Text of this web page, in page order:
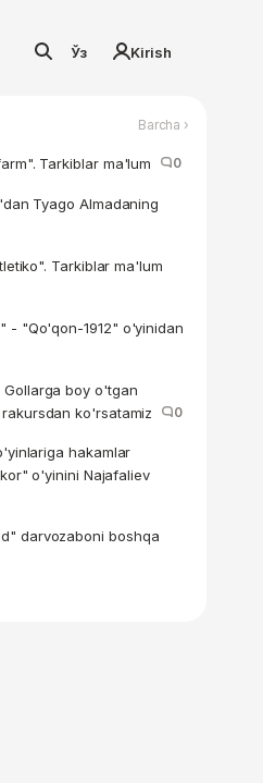
Ўз Kirish
Barcha ›
Tarkiblar ma'lum 0
Tyago Almadaning
Tarkiblar ma'lum
- "Qo'qon-1912" o'yinidan
Gollarga boy o'tgan
ko'rsatamiz
0
hakamlar
o'yinini Najafaliev
darvozaboni boshqa